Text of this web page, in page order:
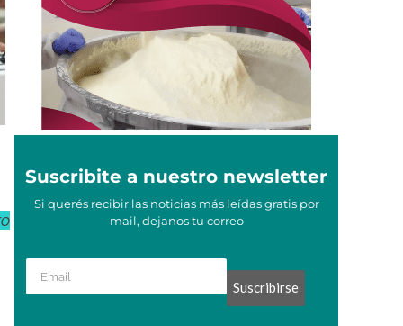
Suscribite a nuestro newsletter
Si querés recibir las noticias más leídas gratis por
mail, dejanos tu correo
Suscribirse